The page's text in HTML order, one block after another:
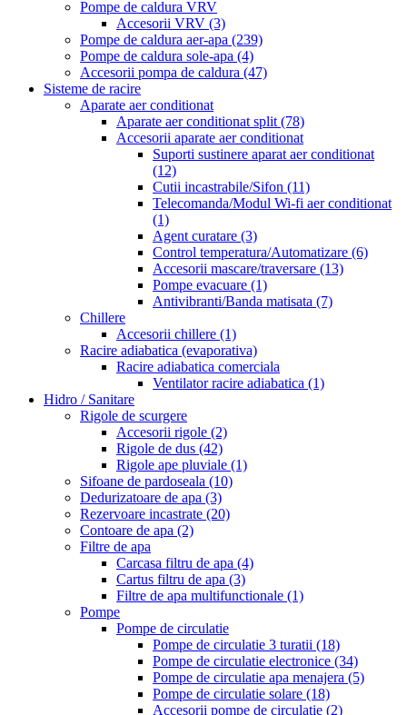
Pompe de caldura VRV
Accesorii VRV (3)
Pompe de caldura aer-apa (239)
Pompe de caldura sole-apa (4)
Accesorii pompa de caldura (47)
Sisteme de racire
Aparate aer conditionat
Aparate aer conditionat split (78)
Accesorii aparate aer conditionat
Suporti sustinere aparat aer conditionat
(12)
Cutii incastrabile/Sifon (11)
Telecomanda/Modul Wi-fi aer conditionat
(1)
Agent curatare (3)
Control temperatura/Automatizare (6)
Accesorii mascare/traversare (13)
Pompe evacuare (1)
Antivibranti/Banda matisata (7)
Chillere
Accesorii chillere (1)
Racire adiabatica (evaporativa)
Racire adiabatica comerciala
Ventilator racire adiabatica (1)
Hidro / Sanitare
Rigole de scurgere
Accesorii rigole (2)
Rigole de dus (42)
Rigole ape pluviale (1)
Sifoane de pardoseala (10)
Dedurizatoare de apa (3)
Rezervoare incastrate (20)
Contoare de apa (2)
Filtre de apa
Carcasa filtru de apa (4)
Cartus filtru de apa (3)
Filtre de apa multifunctionale (1)
Pompe
Pompe de circulatie
Pompe de circulatie 3 turatii (18)
Pompe de circulatie electronice (34)
Pompe de circulatie apa menajera (5)
Pompe de circulatie solare (18)
Accesorii pompe de circulatie (2)